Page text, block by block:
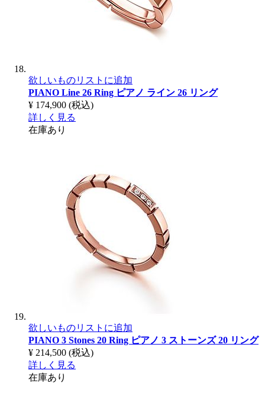
欲しいものリストに追加
PIANO Line 26 Ring ピアノ ライン 26 リング
¥ 174,900 (税込)
詳しく見る
在庫あり
欲しいものリストに追加
PIANO 3 Stones 20 Ring ピアノ 3 ストーンズ 20 リング
¥ 214,500 (税込)
詳しく見る
在庫あり